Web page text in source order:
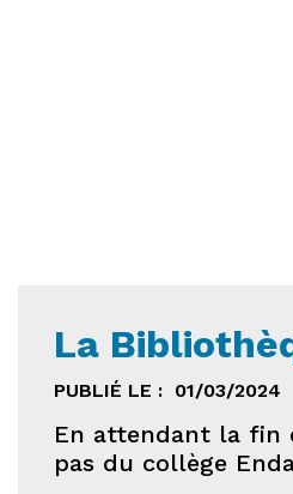
La
PUBLIÉ LE : 01/03/2024
En attendant la fin
pas du collège